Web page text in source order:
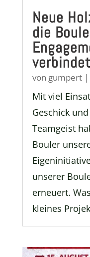
Neue
die
verbindet
von gumpert|
Mit viel
Geschick
Teamgeist
Bouler
unserer
erneuert.
kleines